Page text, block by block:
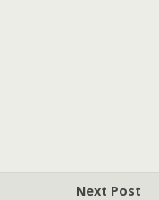
Next Post